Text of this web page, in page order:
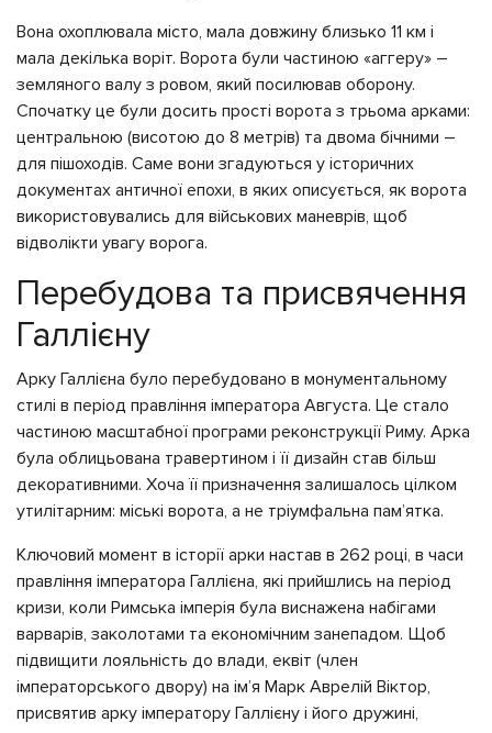
Вона охоплювала місто, мала довжину близько 11 км і
мала декілька воріт. Ворота були частиною «аггеру» –
земляного валу з ровом, який посилював оборону.
Спочатку це були досить прості ворота з трьома арками:
центральною (висотою до 8 метрів) та двома бічними –
для пішоходів. Саме вони згадуються у історичних
документах античної епохи, в яких описується, як ворота
використовувались для військових маневрів, щоб
відволікти увагу ворога.
Перебудова та присвячення
Галлієну
Арку Галлієна було перебудовано в монументальному
стилі в період правління імператора Августа. Це стало
частиною масштабної програми реконструкції Риму. Арка
була облицьована травертином і її дизайн став більш
декоративними. Хоча її призначення залишалось цілком
утилітарним: міські ворота, а не тріумфальна пам’ятка.
Ключовий момент в історії арки настав в 262 році, в часи
правління імператора Галлієна, які прийшлись на період
кризи, коли Римська імперія була виснажена набігами
варварів, заколотами та економічним занепадом. Щоб
підвищити лояльність до влади, еквіт (член
імператорського двору) на ім’я Марк Аврелій Віктор,
присвятив арку імператору Галлієну і його дружині,